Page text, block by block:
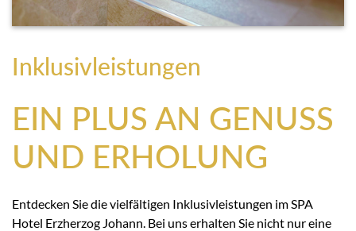
Inklusivleistungen
EIN PLUS AN GENUSS
UND ERHOLUNG
Entdecken Sie die vielfältigen Inklusivleistungen im SPA
Hotel Erzherzog Johann. Bei uns erhalten Sie nicht nur eine